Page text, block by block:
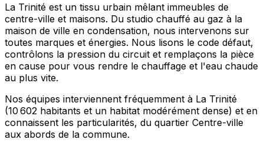
La Trinité est un tissu urbain mêlant immeubles de
centre-ville et maisons. Du studio chauffé au gaz à la
maison de ville en condensation, nous intervenons sur
toutes marques et énergies. Nous lisons le code défaut,
contrôlons la pression du circuit et remplaçons la pièce
en cause pour vous rendre le chauffage et l'eau chaude
au plus vite.
Nos équipes interviennent fréquemment à La Trinité
(10 602 habitants et un habitat modérément dense) et en
connaissent les particularités, du quartier Centre-ville
aux abords de la commune.